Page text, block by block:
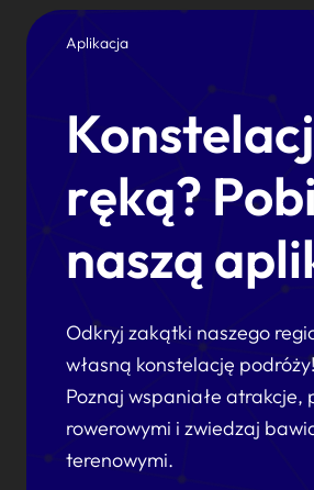
Aplikacja
ręką?
naszą
Odkryj zakątki naszego
własną konstelację podróży!
Poznaj wspaniałe atrakcje,
rowerowymi i zwiedzaj
terenowymi.